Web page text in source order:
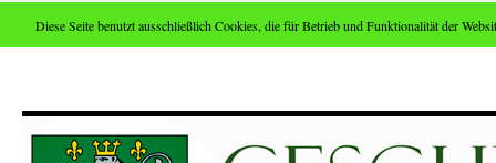
Zum
Inhalt
Diese Seite benutzt ausschließlich Cookies, die für Betrieb und Funktionalität der